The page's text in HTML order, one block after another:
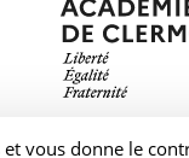
et vous donne le